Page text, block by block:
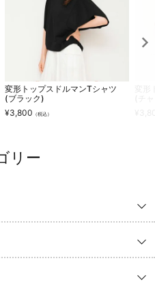
変形トップスドルマンTシャツ
(ブラック)
¥3,800 （税込）
リー